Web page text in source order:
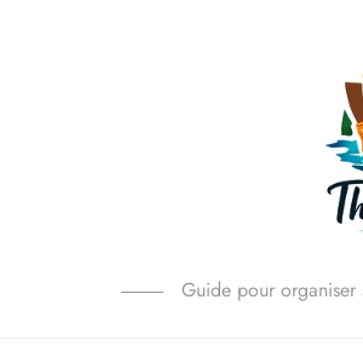
Guide pour organiser